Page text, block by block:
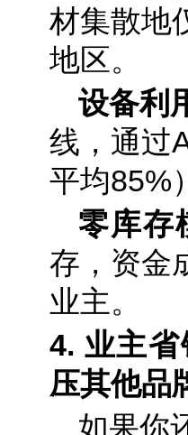
材集散地
地区。
设备利
线，通过
平均85%
零库存
存，资金
业主。
4. 业主
压其他品
如果你